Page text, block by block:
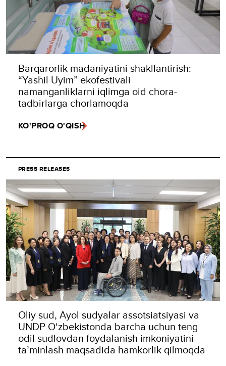
Barqarorlik madaniyatini shakllantirish:
“Yashil Uyim” ekofestivali
namanganliklarni iqlimga oid chora-
tadbirlarga chorlamoqda
KO'PROQ O'QISH
PRESS RELEASES
Oliy sud, Ayol sudyalar assotsiatsiyasi va
UNDP O‘zbekistonda barcha uchun teng
odil sudlovdan foydalanish imkoniyatini
ta’minlash maqsadida hamkorlik qilmoqda